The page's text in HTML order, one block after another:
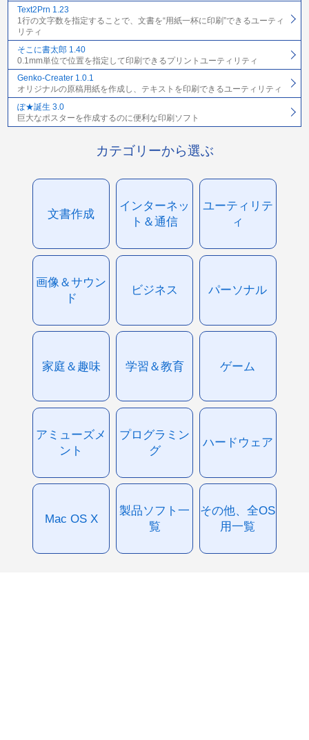
Text2Prn 1.23
1行の文字数を指定することで、文書を“用紙一杯に印刷”できるユーティ
リティ
そこに書太郎 1.40
0.1mm単位で位置を指定して印刷できるプリントユーティリティ
Genko-Creater 1.0.1
オリジナルの原稿用紙を作成し、テキストを印刷できるユーティリティ
ぽ★誕生 3.0
巨大なポスターを作成するのに便利な印刷ソフト
カテゴリーから選ぶ
文書作成
インターネッ
ト＆通信
ユーティリテ
ィ
画像＆サウン
ド
ビジネス パーソナル
家庭＆趣味 学習＆教育 ゲーム
アミューズメ
ント
プログラミン
グ
ハードウェア
Mac OS X
製品ソフト一
覧
その他、全OS
用一覧